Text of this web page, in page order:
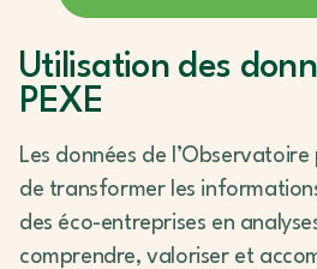
Utilisation des
PEXE
Les données de
de transformer les
des éco-entreprises en
comprendre, valoriser et